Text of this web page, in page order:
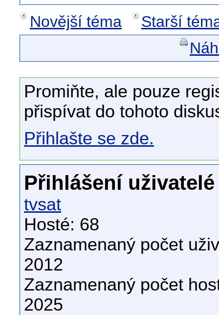
Novější téma
Starší
Promiňte, ale pouze
přispívat do tohoto
Přihlašte se zde.
Přihlášení uživatelé
tvsat
Hosté: 68
Zaznamenaný počet
2012
Zaznamenaný počet
2025